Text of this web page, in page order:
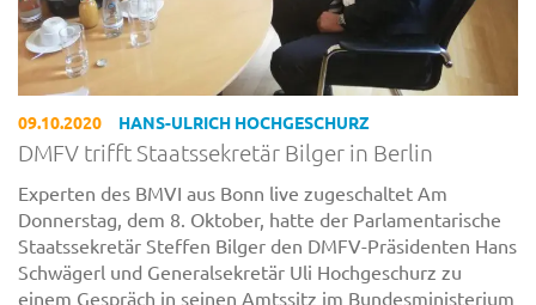
09.10.2020 HANS-ULRICH HOCHGESCHURZ
DMFV trifft Staatssekretär Bilger in Berlin
Experten des BMVI aus Bonn live zugeschaltet Am
Donnerstag, dem 8. Oktober, hatte der Parlamentarische
Staatssekretär Steffen Bilger den DMFV-Präsidenten Hans
Schwägerl und Generalsekretär Uli Hochgeschurz zu
einem Gespräch in seinen Amtssitz im Bundesministerium